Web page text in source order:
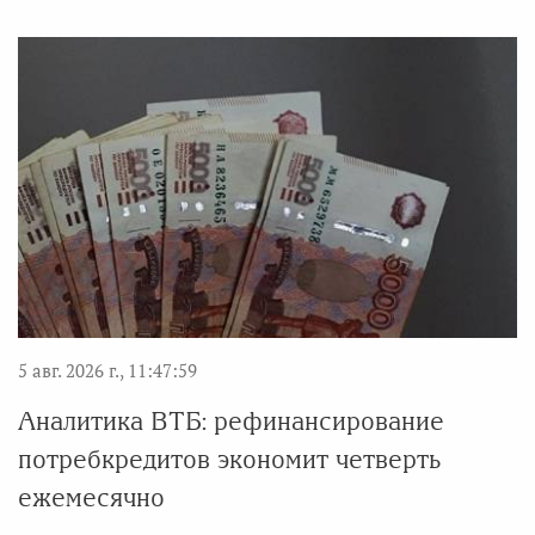
5 авг. 2026 г., 11:47:59
Аналитика ВТБ: рефинансирование
потребкредитов экономит четверть
ежемесячно